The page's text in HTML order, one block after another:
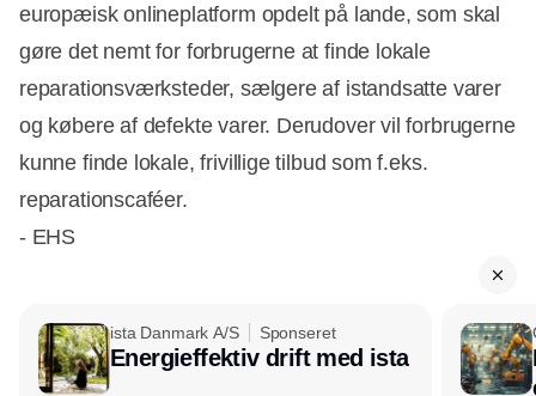
europæisk onlineplatform opdelt på lande, som skal
gøre det nemt for forbrugerne at finde lokale
reparationsværksteder, sælgere af istandsatte varer
og købere af defekte varer. Derudover vil forbrugerne
kunne finde lokale, frivillige tilbud som f.eks.
reparationscaféer.
- EHS
ista Danmark A/S Sponseret
Energieffektiv drift med ista